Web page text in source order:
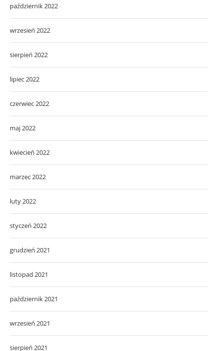
październik 2022
wrzesień 2022
sierpień 2022
lipiec 2022
czerwiec 2022
maj 2022
kwiecień 2022
marzec 2022
luty 2022
styczeń 2022
grudzień 2021
listopad 2021
październik 2021
wrzesień 2021
sierpień 2021